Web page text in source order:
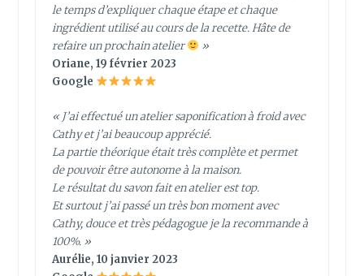
le temps d’expliquer chaque étape et chaque
ingrédient utilisé au cours de la recette. Hâte de
refaire un prochain atelier
»
Oriane, 19 février 2023
Google
« J’ai effectué un atelier saponification à froid avec
Cathy et j’ai beaucoup apprécié.
La partie théorique était très complète et permet
de pouvoir être autonome à la maison.
Le résultat du savon fait en atelier est top.
Et surtout j’ai passé un très bon moment avec
Cathy, douce et très pédagogue je la recommande à
100%. »
Aurélie, 10 janvier 2023